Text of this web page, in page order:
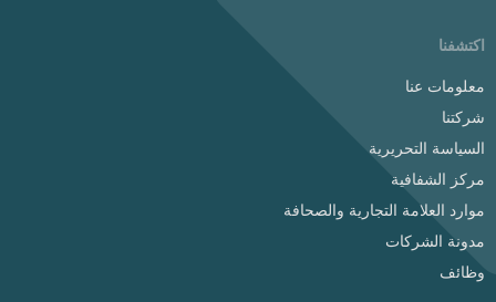
اكتشفنا
معلومات عنا
شركتنا
السياسة التحريرية
مركز الشفافية
موارد العلامة التجارية والصحافة
مدونة الشركات
وظائف